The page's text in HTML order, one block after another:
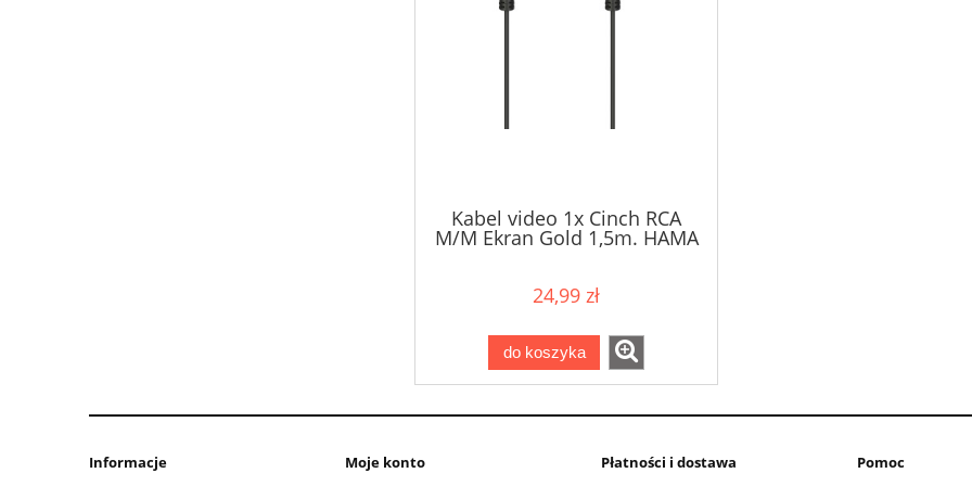
Kabel video 1x Cinch RCA
M/M Ekran Gold 1,5m. HAMA
24,99 zł
do koszyka
Informacje Moje konto Płatności i dostawa Pomoc